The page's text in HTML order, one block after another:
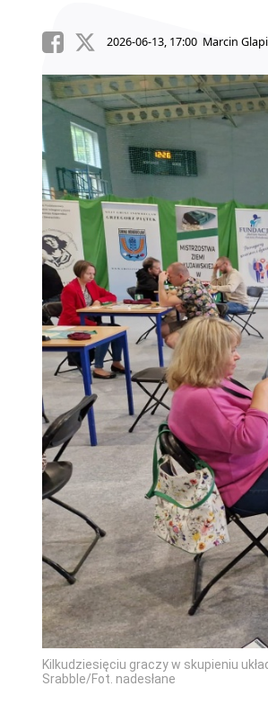
2026-06-13, 17:00 Marcin
Kilkudziesięciu graczy w skupieniu
Srabble/Fot. nadesłane